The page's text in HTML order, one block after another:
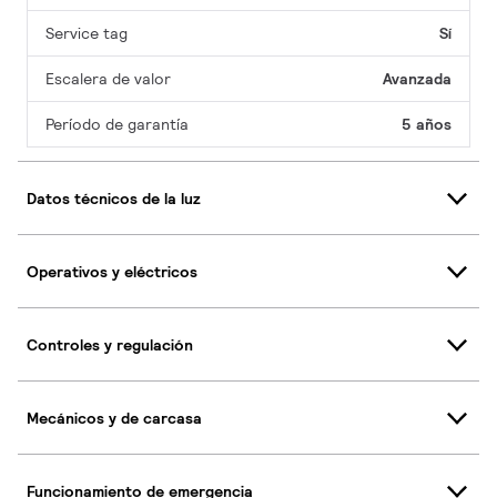
Service tag Sí
Escalera de valor Avanzada
Período de garantía 5 años
Datos técnicos de la luz
Operativos y eléctricos
Controles y regulación
Mecánicos y de carcasa
Funcionamiento de emergencia